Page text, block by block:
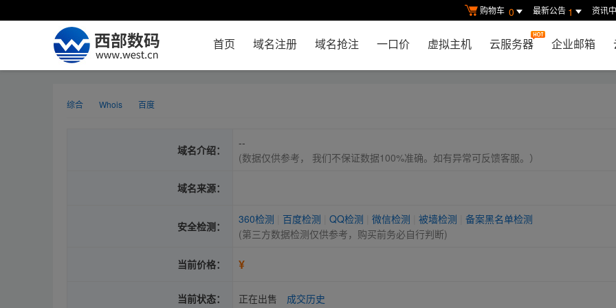
购物车 0 最新公告 1 资讯
首页 域名注册 域名抢注 一口价 虚拟主机 云服务器 企业邮箱
综合 Whois 百度
域名介绍：
--
(数据仅供参考， 我们不保证数据100%准确。如有异常可反馈客服。）
域名来源：
安全检测：
360检测 百度检测 QQ检测 微信检测 被墙检测
备案黑名单检测
(第三方数据检测仅供参考，购买前务必自行判断)
当前价格： ¥
当前状态： 正在出售 成交历史